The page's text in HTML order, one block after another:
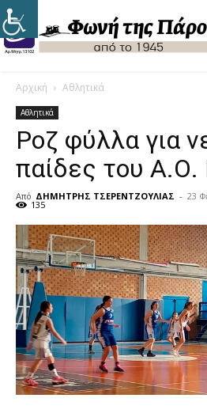
Αρχική Αθλητικά
Αθλητικά
Ροζ φύλλα για
παίδες του Α.Ο.
Από ΔΗΜΗΤΡΗΣ ΤΣΕΡΕΝΤΖΟΥΛΙΑΣ - 23
135